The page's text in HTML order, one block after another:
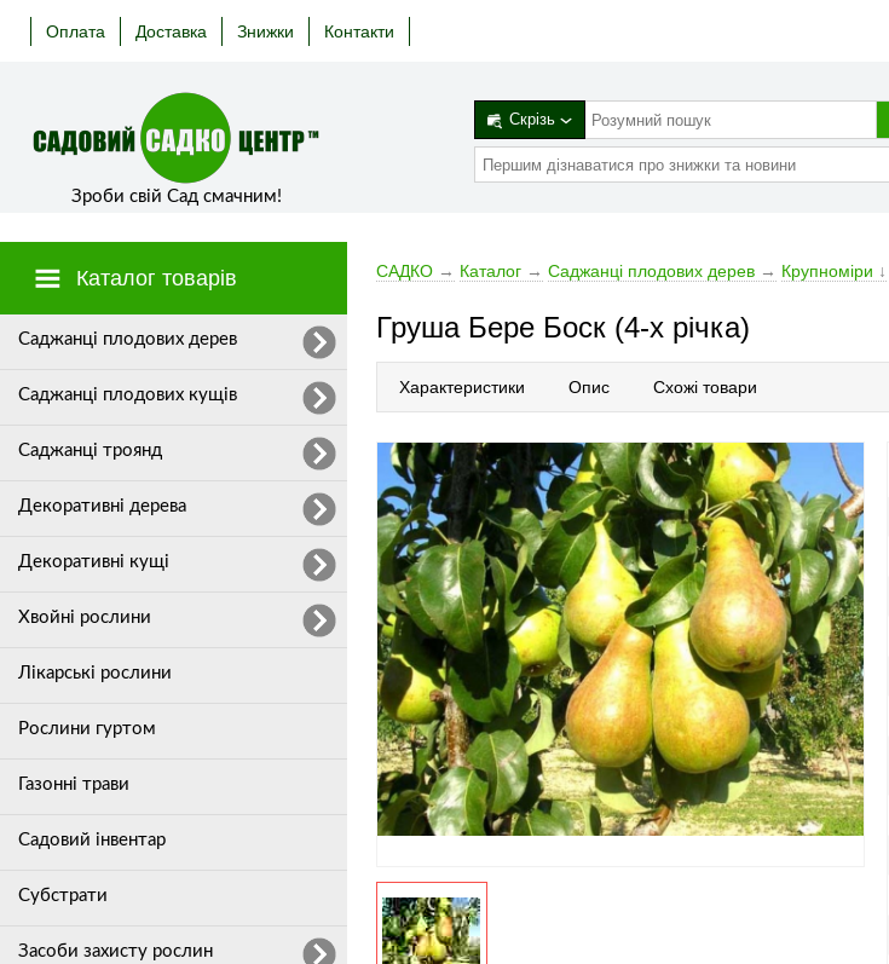
Оплата Доставка Знижки Контакти
Зроби свій Сад смачним!
Скрізь
Каталог товарів
Cаджанці плодових дерев
Саджанці плодових кущів
Саджанці троянд
Декоративні дерева
Декоративні кущі
Хвойні рослини
Лікарські рослини
Рослини гуртом
Газонні трави
Садовий інвентар
Субстрати
Засоби захисту рослин
САДКО → Каталог → Cаджанці плодових дерев → Крупноміри ↓
Груша Бере Боск (4-х річка)
Характеристики Опис Схожі товари